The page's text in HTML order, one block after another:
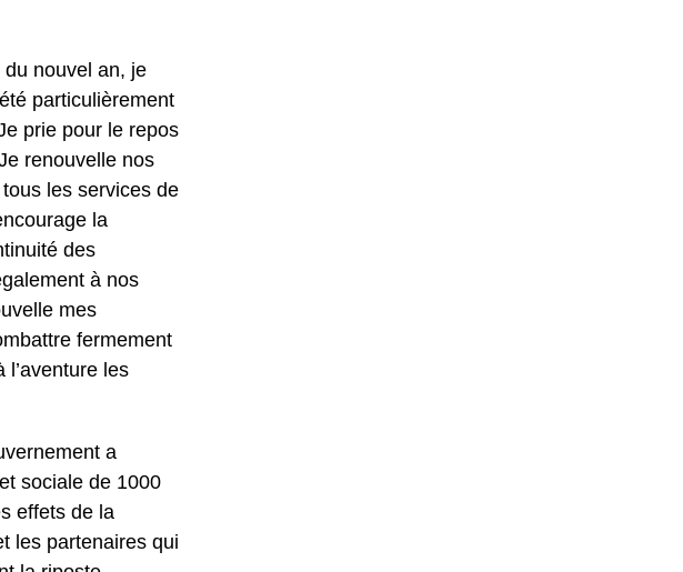
nouvel an, je
particulièrement
prie pour le repos
renouvelle nos
les services de
la
des
à nos
mes
fermement
l’aventure les
a
sociale de 1000
effets de la
les partenaires qui